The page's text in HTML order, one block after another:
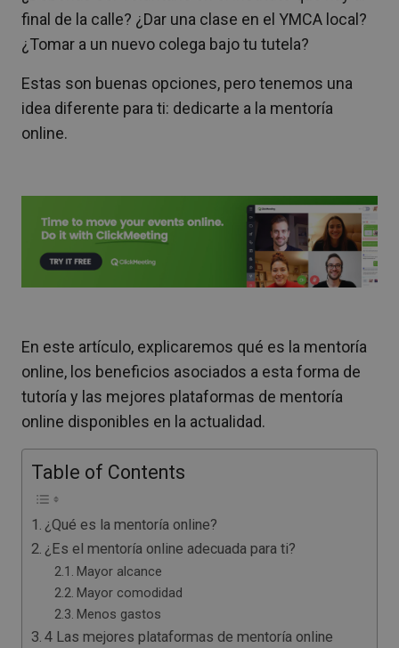
final de la calle? ¿Dar una clase en el YMCA local?
¿Tomar a un nuevo colega bajo tu tutela?
Estas son buenas opciones, pero tenemos una
idea diferente para ti: dedicarte a la mentoría
online.
En este artículo, explicaremos qué es la mentoría
online, los beneficios asociados a esta forma de
tutoría y las mejores plataformas de mentoría
online disponibles en la actualidad.
Table of Contents
¿Qué es la mentoría online?
¿Es el mentoría online adecuada para ti?
Mayor alcance
Mayor comodidad
Menos gastos
4 Las mejores plataformas de mentoría online